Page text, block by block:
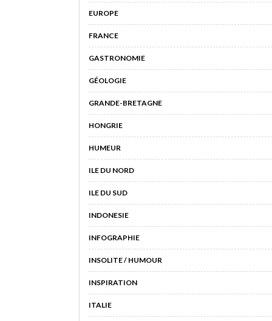
EUROPE
FRANCE
GASTRONOMIE
GÉOLOGIE
GRANDE-BRETAGNE
HONGRIE
HUMEUR
ILE DU NORD
ILE DU SUD
INDONESIE
INFOGRAPHIE
INSOLITE / HUMOUR
INSPIRATION
ITALIE